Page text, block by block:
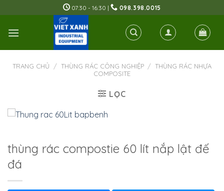
to
content
07:30 - 16:30 | 098.398.0015
TRANG CHỦ / THÙNG RÁC CÔNG NGHIỆP / THÙNG RÁC NHỰA
COMPOSITE
LỌC
thùng rác compostie 60 lít nắp lật đế
đá